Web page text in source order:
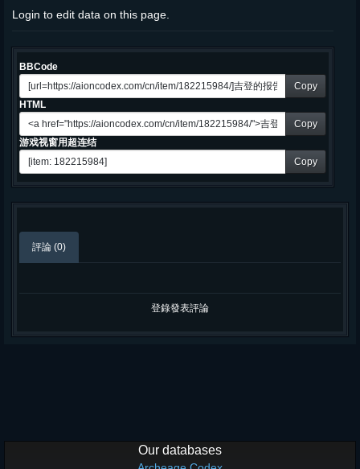
Login to edit data on this page.
BBCode
Copy
HTML
Copy
游戏视窗用超连结
Copy
評論 (0)
登錄發表評論
Our databases